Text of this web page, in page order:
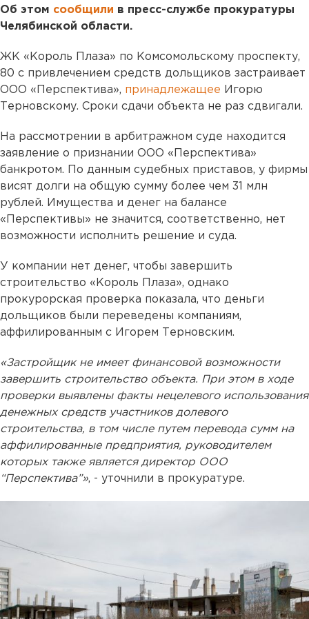
Об этом сообщили в пресс-службе прокуратуры
Челябинской области.
ЖК «Король Плаза» по Комсомольскому проспекту,
80 с привлечением средств дольщиков застраивает
ООО «Перспектива», принадлежащее Игорю
Терновскому. Сроки сдачи объекта не раз сдвигали.
На рассмотрении в арбитражном суде находится
заявление о признании ООО «Перспектива»
банкротом. По данным судебных приставов, у фирмы
висят долги на общую сумму более чем 31 млн
рублей. Имущества и денег на балансе
«Перспективы» не значится, соответственно, нет
возможности исполнить решение и суда.
У компании нет денег, чтобы завершить
строительство «Король Плаза», однако
прокурорская проверка показала, что деньги
дольщиков были переведены компаниям,
аффилированным с Игорем Терновским.
«Застройщик не имеет финансовой возможности
завершить строительство объекта. При этом в ходе
проверки выявлены факты нецелевого использования
денежных средств участников долевого
строительства, в том числе путем перевода сумм на
аффилированные предприятия, руководителем
которых также является директор ООО
“Перспектива”», - уточнили в прокуратуре.